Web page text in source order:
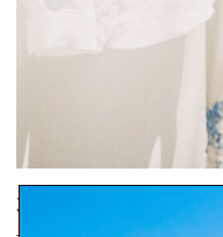
3. Τι νούμερο να